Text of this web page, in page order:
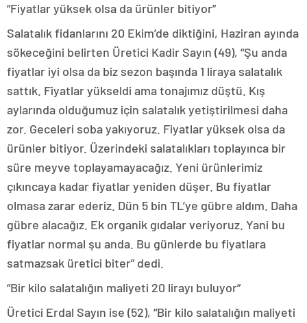
“Fiyatlar yüksek olsa da ürünler bitiyor”
Salatalık fidanlarını 20 Ekim’de diktiğini, Haziran ayında
sökeceğini belirten Üretici Kadir Sayın (49), “Şu anda
fiyatlar iyi olsa da biz sezon başında 1 liraya salatalık
sattık. Fiyatlar yükseldi ama tonajımız düştü. Kış
aylarında olduğumuz için salatalık yetiştirilmesi daha
zor. Geceleri soba yakıyoruz. Fiyatlar yüksek olsa da
ürünler bitiyor. Üzerindeki salatalıkları toplayınca bir
süre meyve toplayamayacağız. Yeni ürünlerimiz
çıkıncaya kadar fiyatlar yeniden düşer. Bu fiyatlar
olmasa zarar ederiz. Dün 5 bin TL’ye gübre aldım. Daha
gübre alacağız. Ek organik gıdalar veriyoruz. Yani bu
fiyatlar normal şu anda. Bu günlerde bu fiyatlara
satmazsak üretici biter” dedi.
“Bir kilo salatalığın maliyeti 20 lirayı buluyor”
Üretici Erdal Sayın ise (52), “Bir kilo salatalığın maliyeti